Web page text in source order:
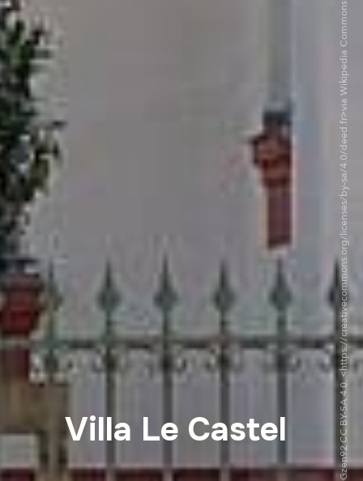
Villa Le Castel ©Gzen92 CC BY-SA 4.0. <https://creativecommons.org/licenses/by-sa/4.0/deed.fr>via Wikipedia Commons